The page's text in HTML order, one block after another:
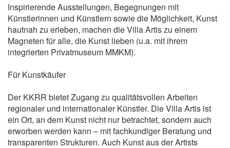
Inspirierende Ausstellungen, Begegnungen mit
Künstlerinnen und Künstlern sowie die Möglichkeit, Kunst
hautnah zu erleben, machen die Villa Artis zu einem
Magneten für alle, die Kunst lieben (u.a. mit ihrem
integrierten Privatmuseum MMKM).
Für Kunstkäufer
Der KKRR bietet Zugang zu qualitätsvollen Arbeiten
regionaler und internationaler Künstler. Die Villa Artis ist
ein Ort, an dem Kunst nicht nur betrachtet, sondern auch
erworben werden kann – mit fachkundiger Beratung und
transparenten Strukturen. Auch Kunst aus der Artists